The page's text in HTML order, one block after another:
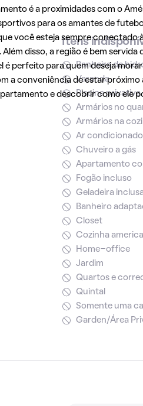
é a proximidades com o
para os amantes de
você esteja sempre conectado
disso, a região é bem
é perfeito para quem deseja
a conveniência de estar próximo
e descobrir como ele
Itens
Banheira de
Varanda
Piscina privativa
Armários no
Armários na
Ar condicionado
Chuveiro a gás
Apartamento
Fogão incluso
Geladeira
Banheiro
Closet
Cozinha
Home-office
Jardim
Quartos e
Quintal
Somente uma
Garden/Área